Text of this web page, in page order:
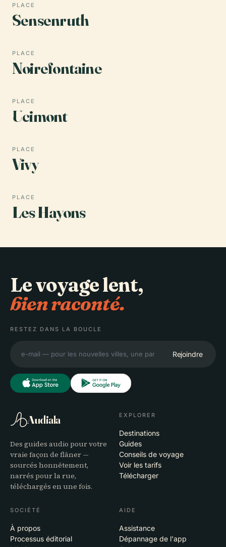
PLACE
Sensenruth
PLACE
Noirefontaine
PLACE
Ucimont
PLACE
Vivy
PLACE
Les Hayons
Le voyage lent,
bien raconté.
RESTEZ DANS LA BOUCLE
Rejoindre
Audiala
Des guides audio pour votre
vraie façon de flâner —
sourcés honnêtement,
narrés pour la rue,
téléchargés en une fois.
EXPLORER
Destinations
Guides
Conseils de voyage
Voir les tarifs
Télécharger
SOCIÉTÉ
À propos
Processus éditorial
AIDE
Assistance
Dépannage de l'app